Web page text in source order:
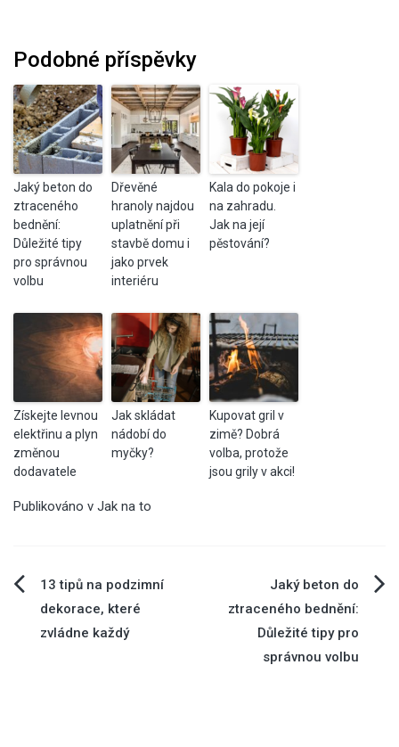
Podobné příspěvky
Jaký beton do
ztraceného
bednění:
Důležité tipy
pro správnou
volbu
Dřevěné
hranoly najdou
uplatnění při
stavbě domu i
jako prvek
interiéru
Kala do pokoje i
na zahradu.
Jak na její
pěstování?
Získejte levnou
elektřinu a plyn
změnou
dodavatele
Jak skládat
nádobí do
myčky?
Kupovat gril v
zimě? Dobrá
volba, protože
jsou grily v akci!
Publikováno v Jak na to
Navigace
pro
13 tipů na podzimní
dekorace, které
zvládne každý
Jaký beton do
ztraceného bednění:
Důležité tipy pro
správnou volbu